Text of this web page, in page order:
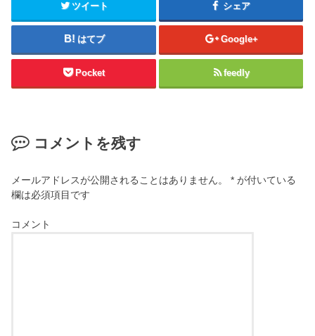
ツイート シェア
はてブ Google+
Pocket feedly
コメントを残す
メールアドレスが公開されることはありません。 * が付いている
欄は必須項目です
コメント